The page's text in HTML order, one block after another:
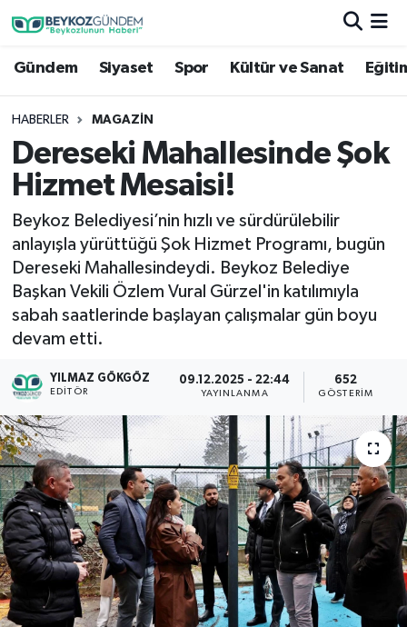
Gündem Siyaset Spor Kültür ve Sanat
HABERLER MAGAZIN
Dereseki Mahallesinde Şok
Hizmet Mesaisi!
Beykoz Belediyesi’nin hızlı ve sürdürülebilir
anlayışla yürüttüğü Şok Hizmet Programı, bugün
Dereseki Mahallesindeydi. Beykoz Belediye
Başkan Vekili Özlem Vural Gürzel'in katılımıyla
sabah saatlerinde başlayan çalışmalar gün boyu
devam etti.
YILMAZ GÖKGÖZ
EDITÖR
09.12.2025 - 22:44
YAYINLANMA
652
GÖSTERIM
Hava Durumu
Trafik Durumu
Süper Lig Puan Durumu ve Fikstür
Son Dakika Haberleri
Haber Arşivi